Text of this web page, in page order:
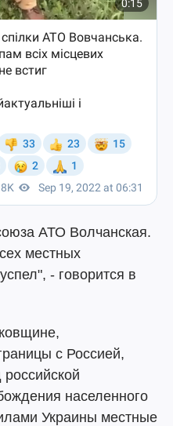
АТО Волчанская.
местных
- говорится в
с Россией,
населенного
Украины местные